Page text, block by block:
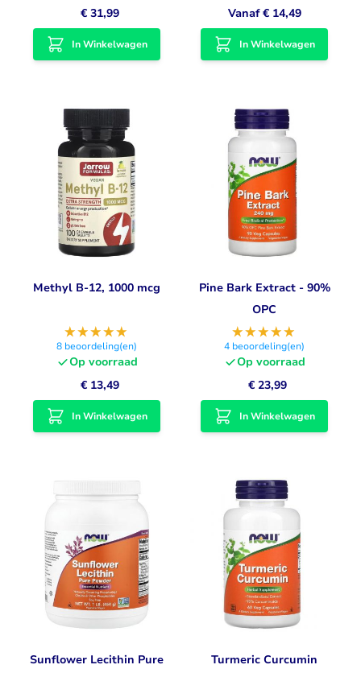
€ 31,99
In Winkelwagen
Vanaf€ 14,49
In Winkelwagen
Methyl B-12, 1000 mcg
8 beoordeling(en)
Op voorraad
€ 13,49
In Winkelwagen
Pine Bark Extract - 90%
OPC
4 beoordeling(en)
Op voorraad
€ 23,99
In Winkelwagen
Sunflower Lecithin Pure
Turmeric Curcumin